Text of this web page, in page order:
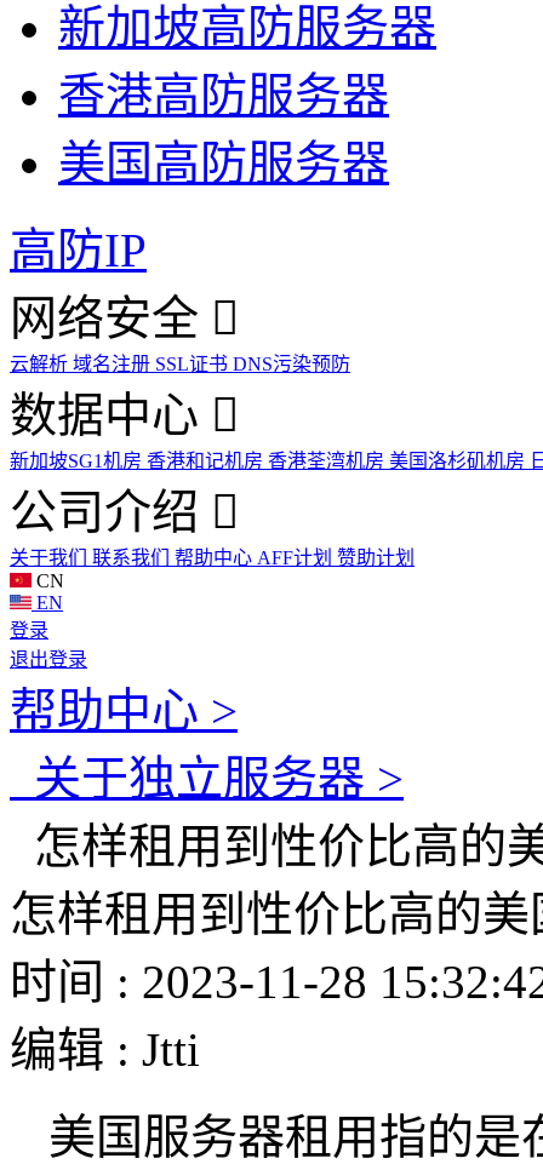
新加坡高防服务器
香港高防服务器
美国高防服务器
高防IP
网络安全
云解析 域名注册 SSL证书 DNS污染预防
数据中心
新加坡SG1机房 香港和记机房 香港荃湾机房 美国洛杉矶机房
公司介绍
关于我们 联系我们 帮助中心 AFF计划 赞助计划
CN
EN
登录
退出登录
帮助中心 >
关于独立服务器 >
怎样租用到性价比高的
怎样租用到性价比高的
时间 : 2023-11-28
编辑 : Jtti
美国服务器租用指的